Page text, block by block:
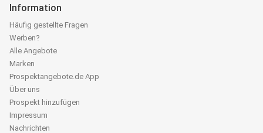
Information
Häufig gestellte Fragen
Werben?
Alle Angebote
Marken
Prospektangebote.de App
Über uns
Prospekt hinzufügen
Impressum
Nachrichten